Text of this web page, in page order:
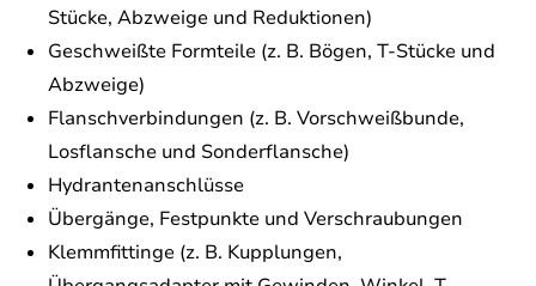
Stücke, Abzweige und Reduktionen)
Geschweißte Formteile (z. B. Bögen, T-Stücke und
Abzweige)
Flanschverbindungen (z. B. Vorschweißbunde,
Losflansche und Sonderflansche)
Hydrantenanschlüsse
Übergänge, Festpunkte und Verschraubungen
Klemmfittinge (z. B. Kupplungen,